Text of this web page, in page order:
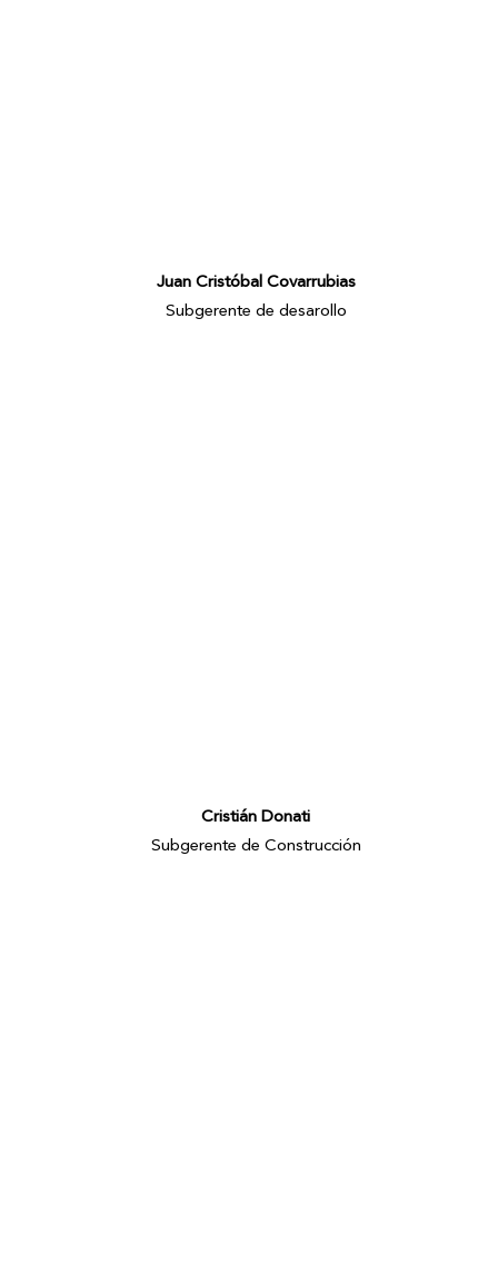
Juan Cristóbal Covarrubias
Subgerente de desarollo
Cristián Donati
Subgerente de Construcción